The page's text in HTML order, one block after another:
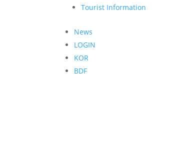
Tourist Information
News
LOGIN
KOR
BDF